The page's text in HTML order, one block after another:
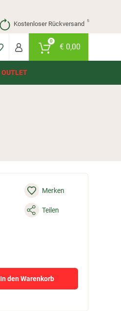
Kostenloser Rückversand ⁵
0
€0,00
OUTLET
Merken
Teilen
In den Warenkorb